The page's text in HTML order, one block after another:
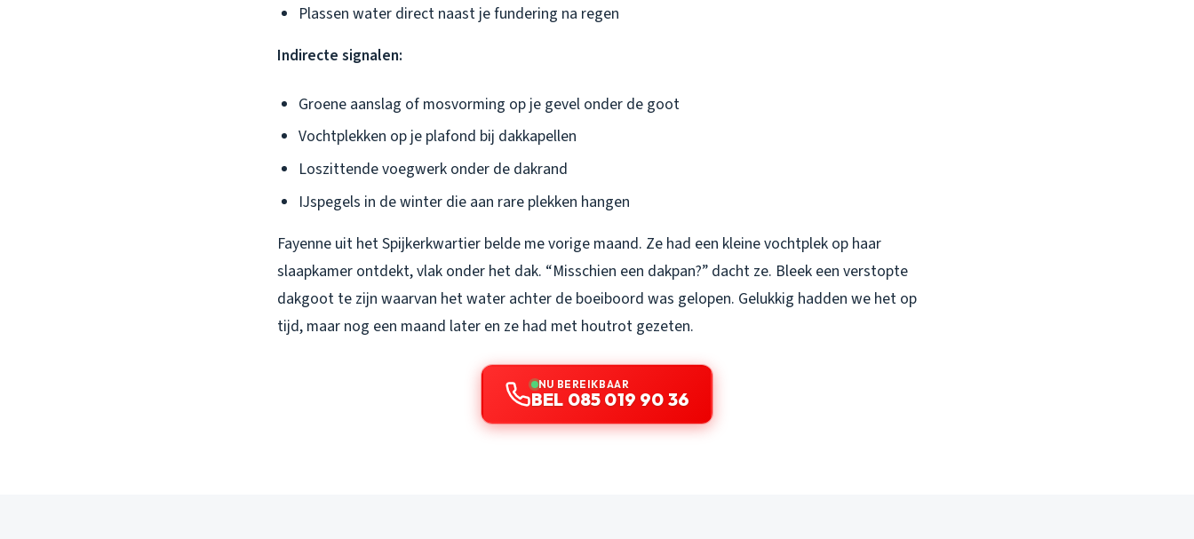
Plassen water direct naast je fundering na regen
Indirecte signalen:
Groene aanslag of mosvorming op je gevel onder de goot
Vochtplekken op je plafond bij dakkapellen
Loszittende voegwerk onder de dakrand
IJspegels in de winter die aan rare plekken hangen
Fayenne uit het Spijkerkwartier belde me vorige maand. Ze had een kleine vochtplek op haar
slaapkamer ontdekt, vlak onder het dak. “Misschien een dakpan?” dacht ze. Bleek een verstopte
dakgoot te zijn waarvan het water achter de boeiboord was gelopen. Gelukkig hadden we het op
tijd, maar nog een maand later en ze had met houtrot gezeten.
NU BEREIKBAAR
BEL 085 019 90 36